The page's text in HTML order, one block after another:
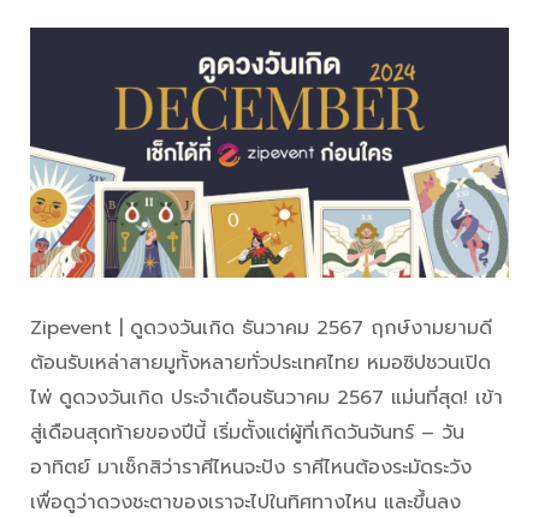
Zipevent | ดูดวงวันเกิด ธันวาคม 2567 ฤกษ์งามยามดี
ต้อนรับเหล่าสายมูทั้งหลายทั่วประเทศไทย หมอซิปชวนเปิด
ไพ่ ดูดวงวันเกิด ประจำเดือนธันวาคม 2567 แม่นที่สุด! เข้า
สู่เดือนสุดท้ายของปีนี้ เริ่มตั้งแต่ผู้ที่เกิดวันจันทร์ – วัน
อาทิตย์ มาเช็กสิว่าราศีไหนจะปัง ราศีไหนต้องระมัดระวัง
เพื่อดูว่าดวงชะตาของเราจะไปในทิศทางไหน และขึ้นลง